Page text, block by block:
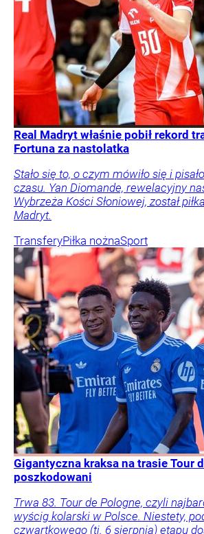
Real Madryt właśnie pobił rekord
Fortuna za nastolatka
Stało się to, o czym mówiło się i
czasu. Yan Diomande, rewelacyjny
Wybrzeża Kości Słoniowej, został
Madryt.
TransferyPiłka nożnaSport
Gigantyczna kraksa na trasie Tour
poszkodowani
Trwa 83. Tour de Pologne, czyli
wyścig kolarski w Polsce. Niestety,
czwartkowego (tj. 6 sierpnia) etapu